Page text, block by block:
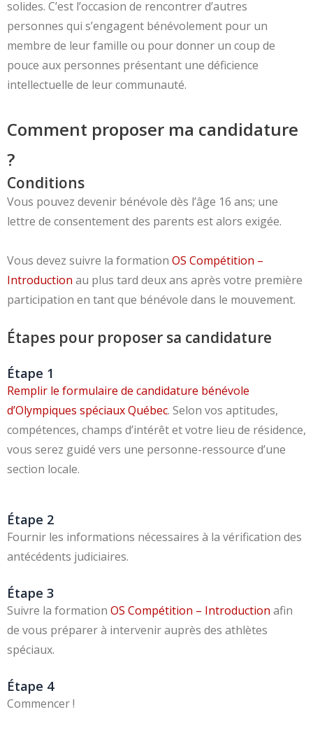
solides. C’est l’occasion de rencontrer d’autres
personnes qui s’engagent bénévolement pour un
membre de leur famille ou pour donner un coup de
pouce aux personnes présentant une déficience
intellectuelle de leur communauté.
Comment proposer ma candidature
?
Conditions
Vous pouvez devenir bénévole dès l’âge 16 ans; une
lettre de consentement des parents est alors exigée.
Vous devez suivre la formation OS Compétition –
Introduction au plus tard deux ans après votre première
participation en tant que bénévole dans le mouvement.
Étapes pour proposer sa candidature
Étape 1
Remplir le formulaire de candidature bénévole
d’Olympiques spéciaux Québec. Selon vos aptitudes,
compétences, champs d’intérêt et votre lieu de résidence,
vous serez guidé vers une personne-ressource d’une
section locale.
Étape 2
Fournir les informations nécessaires à la vérification des
antécédents judiciaires.
Étape 3
Suivre la formation OS Compétition – Introduction afin
de vous préparer à intervenir auprès des athlètes
spéciaux.
Étape 4
Commencer !